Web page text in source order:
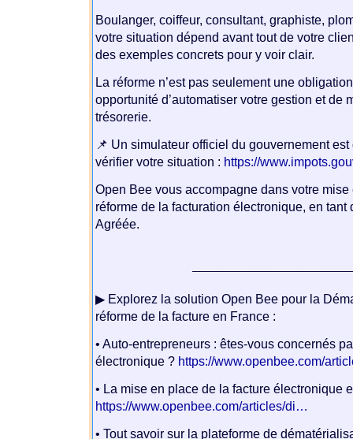
Boulanger, coiffeur, consultant, graphiste,
votre situation dépend avant tout de votre
des exemples concrets pour y voir clair.
La réforme n’est pas seulement une
opportunité d’automatiser votre gestion et de
trésorerie.
📌 Un simulateur officiel du gouvernement
vérifier votre situation : https://
Open Bee vous accompagne dans votre
réforme de la facturation électronique, en tant
Agréée.
▶ Explorez la solution Open Bee pour la
réforme de la facture en France :
• Auto-entrepreneurs : êtes-vous concernés
électronique ? https://www.openbee.com/
• La mise en place de la facture électronique
https://www.openbee.com/articles/di…
• Tout savoir sur la plateforme de